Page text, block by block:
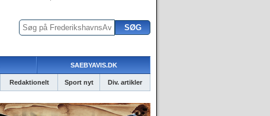
SAEBYAVIS.DK
Redaktionelt Sport nyt Div. artikler